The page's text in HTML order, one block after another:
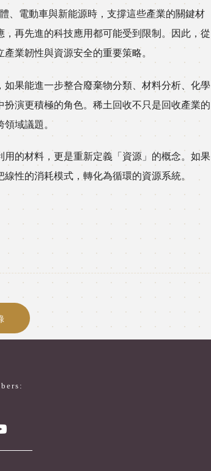
、電動車與新能源時，支撐這些產業的關鍵材
再先進的科技應用都可能受到限制。因此，從
業韌性與資源安全的重要策略。
果能進一步整合廢棄物分類、材料分析、化學
演更積極的角色。稀土回收不只是回收產業的
領域議題。
的材料，更是重新定義「資源」的概念。如果
性的消耗模式，轉化為循環的資源系統。